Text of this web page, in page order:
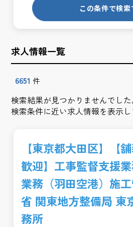
求人情報一覧
6651 件
検索結果が見つかりませんでした
検索条件に近い求人情報を表示し
【東京都大田区】【
歓迎】工事監督支援
業務（羽田空港）施
省 関東地方整備局 東
務所